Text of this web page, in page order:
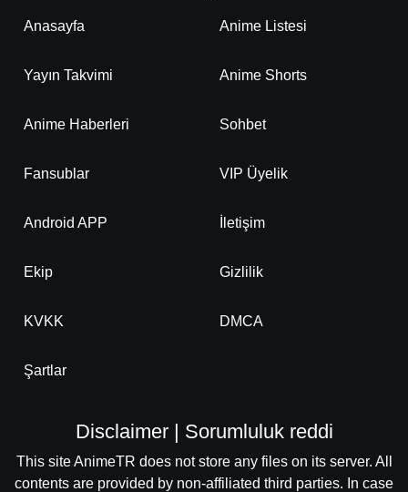
Anasayfa Anime Listesi
Yayın Takvimi Anime Shorts
Anime Haberleri Sohbet
Fansublar VIP Üyelik
Android APP İletişim
Ekip Gizlilik
KVKK DMCA
Şartlar
Disclaimer | Sorumluluk reddi
This site AnimeTR does not store any files on its server. All
contents are provided by non-affiliated third parties. In case